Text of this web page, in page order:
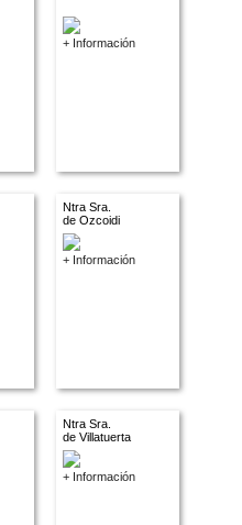
+ Información
Ntra Sra.
de Ozcoidi
+ Información
Ntra Sra.
de Villatuerta
+ Información